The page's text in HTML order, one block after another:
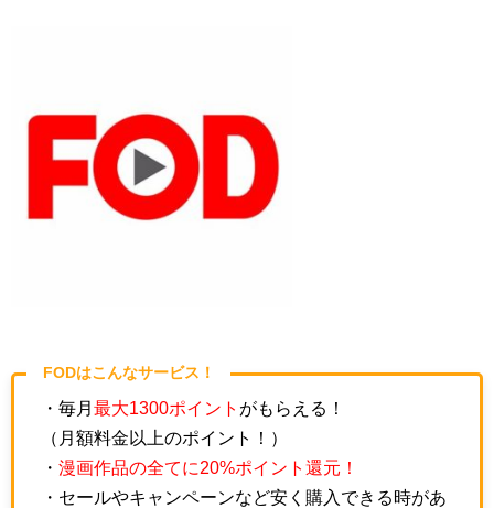
FODはこんなサービス！
・毎月 最大1300ポイント がもらえる！
（月額料金以上のポイント！）
・ 漫画作品の全てに20%ポイント還元！
・セールやキャンペーンなど安く購入できる時があ